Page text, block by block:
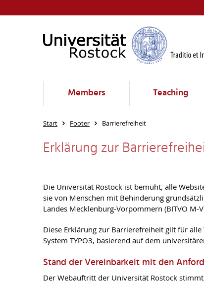
Members Teaching
Start Footer Barrierefreiheit
Erklärung zur
Die Universität Rostock ist bemüht, alle
sie von Menschen mit Behinderung
Landes Mecklenburg-Vorpommern (BITVO M-
Diese Erklärung zur Barrierefreiheit gilt für
System TYPO3, basierend auf dem
Stand der Vereinbarkeit mit den
Der Webauftritt der Universität Rostock